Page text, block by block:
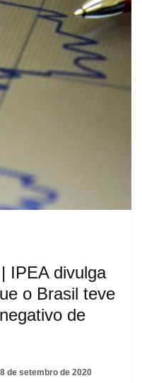
IPEA divulga
o Brasil teve
de
8 de setembro de 2020